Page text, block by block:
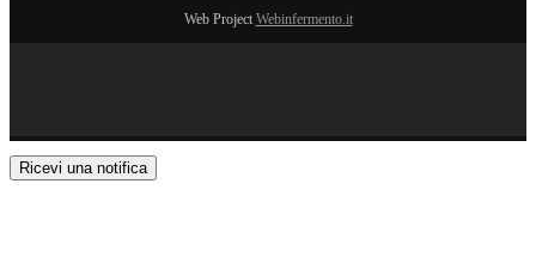
Web Project Webinfermento.it
Ricevi una notifica